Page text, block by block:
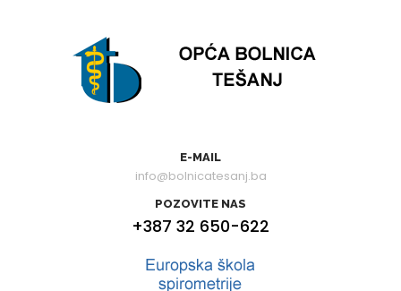
E-MAIL
info@bolnicatesanj.ba
POZOVITE NAS
+387 32 650-622